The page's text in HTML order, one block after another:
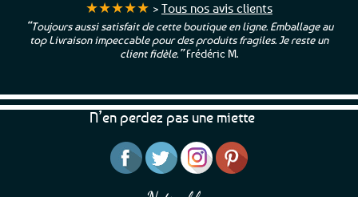
★★★★★ > Tous nos avis clients
satisfait de cette boutique en ligne. Emballage au
impeccable pour des produits fragiles. Je reste un
Frédéric M.
“Une
et beaux
N’en perdez pas une miette